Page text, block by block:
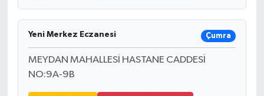
Yeni Merkez Eczanesi Çumra
MEYDAN MAHALLESİ HASTANE CADDESİ
NO:9A-9B